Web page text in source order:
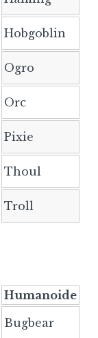
Hobgoblin
Ogro
Orc
Pixie
Thoul
Troll
Humanoide
Bugbear